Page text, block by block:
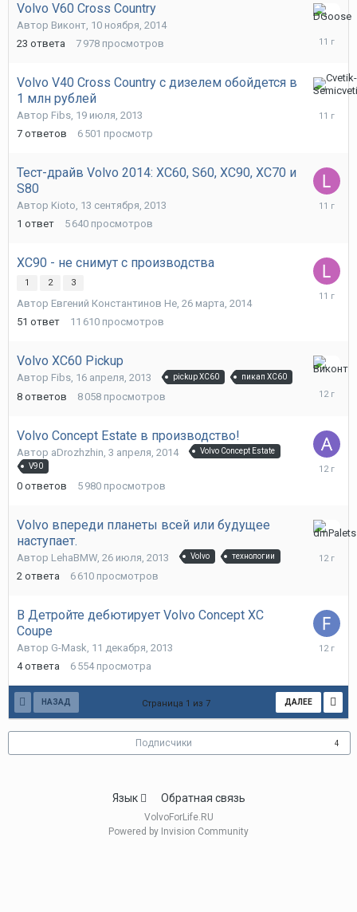
Volvo V60 Cross Country
Автор Виконт, 10 ноября, 2014
23 ответа 7 978 просмотров
24
января,
Volvo V40 Cross Country с дизелем обойдется в
1 млн рублей
Автор Fibs, 19 июля, 2013
7 ответов 6 501 просмотр
25
августа,
Тест-драйв Volvo 2014: XC60, S60, XC90, XC70 и
S80
Автор Kioto, 13 сентября, 2013
1 ответ 5 640 просмотров
24
XC90 - не снимут с производства
1 2 3
Автор Евгений Константинов Не, 26 марта, 2014
51 ответ 11 610 просмотров
24
Volvo XC60 Pickup
Автор Fibs, 16 апреля, 2013 pickup XC60 пикап XC60
8 ответов 8 058 просмотров
7
апреля,
Volvo Concept Estate в производство!
Автор aDrozhzhin 3 апреля, 2014
Volvo Concept Estate
V90
0 ответов 5 980 просмотров
Volvo впереди планеты всей или будущее
наступает.
Автор LehaBMW 26 июля, 2013 Volvo технологии
2 ответа 6 610 просмотров
21
марта,
В Детройте дебютирует Volvo Concept XC
Coupe
Автор G-Mask, 11 декабря, 2013
4 ответа 6 554 просмотра
11
НАЗАД ДАЛЕЕ
Страница 1 из 7
Подписчики 4
Язык Обратная связь
VolvoForLife.RU
Powered by Invision Community